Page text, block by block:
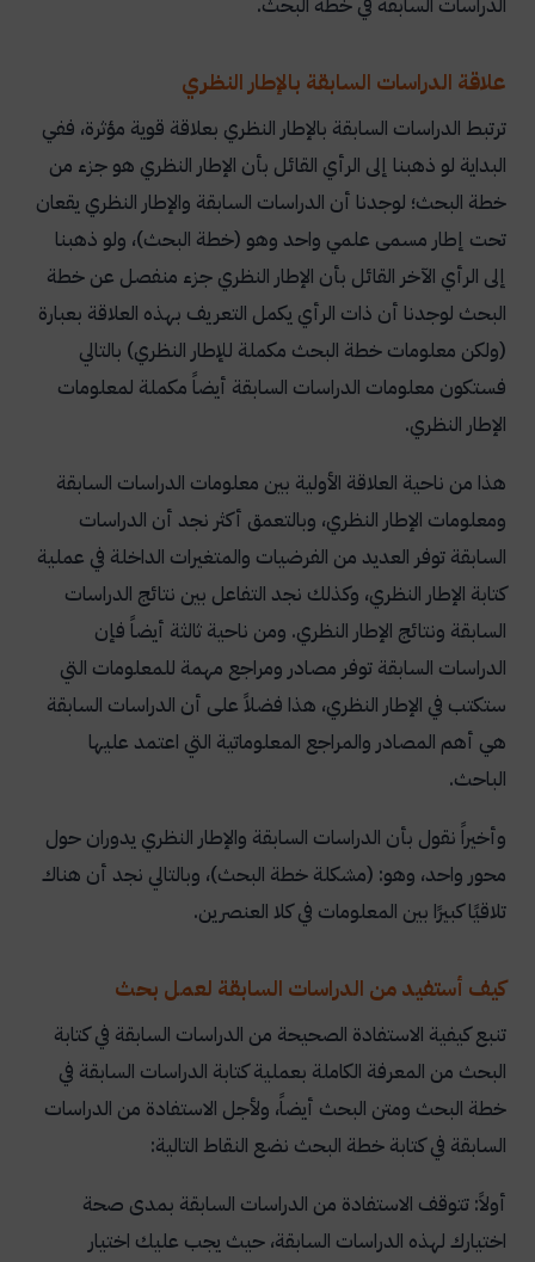
علاقة الدراسات السابقة بالإطار النظري
ترتبط الدراسات السابقة بالإطار النظري بعلاقة قوية مؤثرة، ففي
البداية لو ذهبنا إلى الرأي القائل بأن الإطار النظري هو جزء من
خطة البحث؛ لوجدنا أن الدراسات السابقة والإطار النظري يقعان
تحت إطار مسمى علمي واحد وهو (خطة البحث)، ولو ذهبنا
إلى الرأي الآخر القائل بأن الإطار النظري جزء منفصل عن خطة
البحث لوجدنا أن ذات الرأي يكمل التعريف بهذه العلاقة بعبارة
(ولكن معلومات خطة البحث مكملة للإطار النظري) بالتالي
فستكون معلومات الدراسات السابقة أيضاً مكملة لمعلومات
الإطار النظري.
هذا من ناحية العلاقة الأولية بين معلومات الدراسات السابقة
ومعلومات الإطار النظري، وبالتعمق أكثر نجد أن الدراسات
السابقة توفر العديد من الفرضيات والمتغيرات الداخلة في عملية
كتابة الإطار النظري، وكذلك نجد التفاعل بين نتائج الدراسات
السابقة ونتائج الإطار النظري. ومن ناحية ثالثة أيضاً فإن
الدراسات السابقة توفر مصادر ومراجع مهمة للمعلومات التي
ستكتب في الإطار النظري، هذا فضلاً على أن الدراسات السابقة
هي أهم المصادر والمراجع المعلوماتية التي اعتمد عليها
الباحث.
وأخيراً نقول بأن الدراسات السابقة والإطار النظري يدوران حول
محور واحد، وهو: (مشكلة خطة البحث)، وبالتالي نجد أن هناك
تلاقيًا كبيرًا بين المعلومات في كلا العنصرين.
كيف أستفيد من الدراسات السابقة لعمل بحث
تنبع كيفية الاستفادة الصحيحة من الدراسات السابقة في كتابة
البحث من المعرفة الكاملة بعملية كتابة الدراسات السابقة في
خطة البحث ومتن البحث أيضاً، ولأجل الاستفادة من الدراسات
السابقة في كتابة خطة البحث نضع النقاط التالية:
أولاً: تتوقف الاستفادة من الدراسات السابقة بمدى صحة
اختيارك لهذه الدراسات السابقة، حيث يجب عليك اختيار